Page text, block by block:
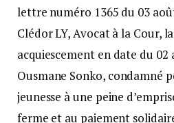
lettre numéro 1365 du 03
Clédor LY, Avocat à la Cour,
acquiescement en date du
Ousmane Sonko, condamné
jeunesse à une peine
ferme et au paiement